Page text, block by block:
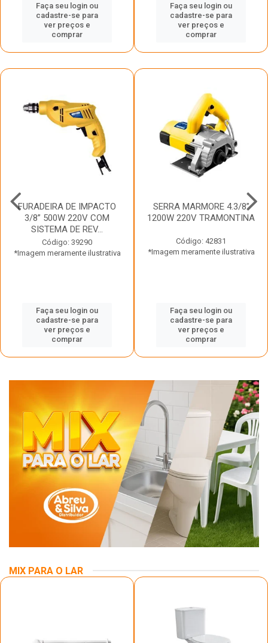
Faça seu login ou
cadastre-se para
ver preços e
comprar
Faça seu login ou
cadastre-se para
ver preços e
comprar
FURADEIRA DE IMPACTO
3/8” 500W 220V COM
SISTEMA DE REV...
Código: 39290
*Imagem meramente ilustrativa
Faça seu login ou
cadastre-se para
ver preços e
comprar
SERRA MARMORE 4.3/8”
1200W 220V TRAMONTINA
Código: 42831
*Imagem meramente ilustrativa
Faça seu login ou
cadastre-se para
ver preços e
comprar
MIX PARA O LAR